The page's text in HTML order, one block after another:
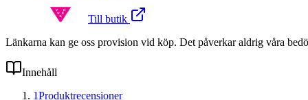
Till butik
Länkarna kan ge oss provision vid köp. Det påverkar aldrig våra
Innehåll
1Produktrecensioner